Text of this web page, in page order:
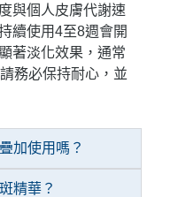
與個人皮膚代謝速
續使用4至8週會開
著淡化效果，通常
務必保持耐心，並
加使用嗎？
精華？